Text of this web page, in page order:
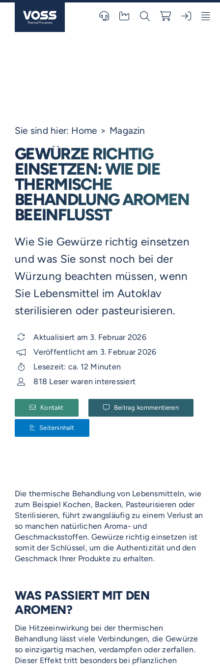
Sie sind hier: Home Magazin
GEWÜRZE RICHTIG
EINSETZEN: WIE DIE
THERMISCHE
BEHANDLUNG AROMEN
BEEINFLUSST
Wie Sie Gewürze richtig einsetzen
und was Sie sonst noch bei der
Würzung beachten müssen, wenn
Sie Lebensmittel im Autoklav
sterilisieren oder pasteurisieren.
Aktualisiert am 3. Februar 2026
Veröffentlicht am 3. Februar 2026
Lesezeit: ca. 12 Minuten
818 Leser waren interessiert
Kontakt Beitrag kommentieren
Seiteninhalt
Die thermische Behandlung von Lebensmitteln, wie
zum Beispiel Kochen, Backen, Pasteurisieren oder
Sterilisieren, führt zwangsläufig zu einem Verlust an
so manchen natürlichen Aroma- und
Geschmacksstoffen. Gewürze richtig einsetzen ist
somit der Schlüssel, um die Authentizität und den
Geschmack Ihrer Produkte zu erhalten.
WAS PASSIERT MIT DEN
AROMEN?
Die Hitzeeinwirkung bei der thermischen
Behandlung lässt viele Verbindungen, die Gewürze
so einzigartig machen, verdampfen oder zerfallen.
Dieser Effekt tritt besonders bei pflanzlichen